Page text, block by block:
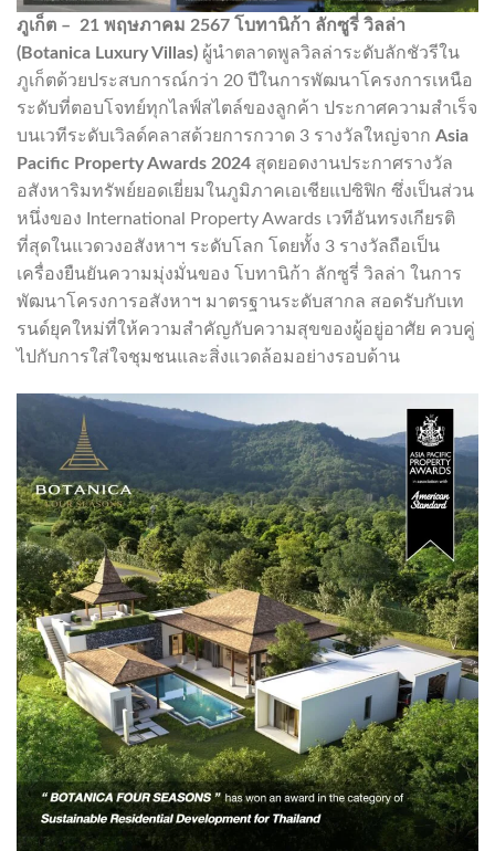
ภูเก็ต – 21 พฤษภาคม 2567 โบทานิก้า ลักซูรี่ วิลล่า
(Botanica Luxury Villas) ผู้นำตลาดพูลวิลล่าระดับลักชัวรีใน
ภูเก็ตด้วยประสบการณ์กว่า 20 ปีในการพัฒนาโครงการเหนือ
ระดับที่ตอบโจทย์ทุกไลฟ์สไตล์ของลูกค้า ประกาศความสำเร็จ
บนเวทีระดับเวิลด์คลาสด้วยการกวาด 3 รางวัลใหญ่จาก Asia
Pacific Property Awards 2024 สุดยอดงานประกาศรางวัล
อสังหาริมทรัพย์ยอดเยี่ยมในภูมิภาคเอเชียแปซิฟิก ซึ่งเป็นส่วน
หนึ่งของ International Property Awards เวทีอันทรงเกียรติ
ที่สุดในแวดวงอสังหาฯ ระดับโลก โดยทั้ง 3 รางวัลถือเป็น
เครื่องยืนยันความมุ่งมั่นของ โบทานิก้า ลักซูรี่ วิลล่า ในการ
พัฒนาโครงการอสังหาฯ มาตรฐานระดับสากล สอดรับกับเท
รนด์ยุคใหม่ที่ให้ความสำคัญกับความสุขของผู้อยู่อาศัย ควบคู่
ไปกับการใส่ใจชุมชนและสิ่งแวดล้อมอย่างรอบด้าน